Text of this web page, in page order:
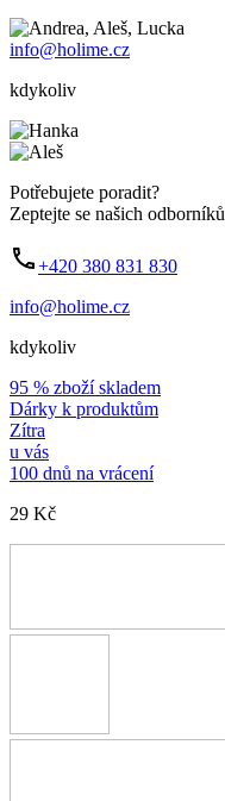
info@holime.cz
kdykoliv
Potřebujete poradit?
Zeptejte se našich odborníků
+420 380 831 830
info@holime.cz
kdykoliv
95 % zboží skladem
Dárky k produktům
Zítra
u vás
100 dnů na vrácení
29 Kč